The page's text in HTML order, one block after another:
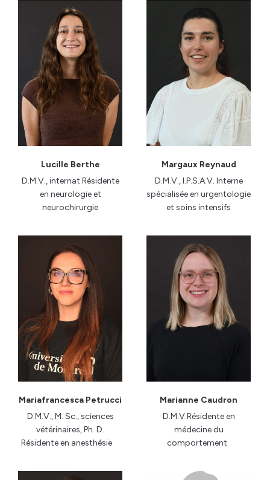
Lucille Berthe
D.M.V., internat Résidente
en neurologie et
neurochirurgie
Margaux Reynaud
D.M.V., I.P.S.A.V. Interne
spécialisée en urgentologie
et soins intensifs
Mariafrancesca Petrucci
D.M.V., M. Sc., sciences
vétérinaires, Ph. D.
Résidente en anesthésie
Marianne Caudron
D.M.V.Résidente en
médecine du
comportement